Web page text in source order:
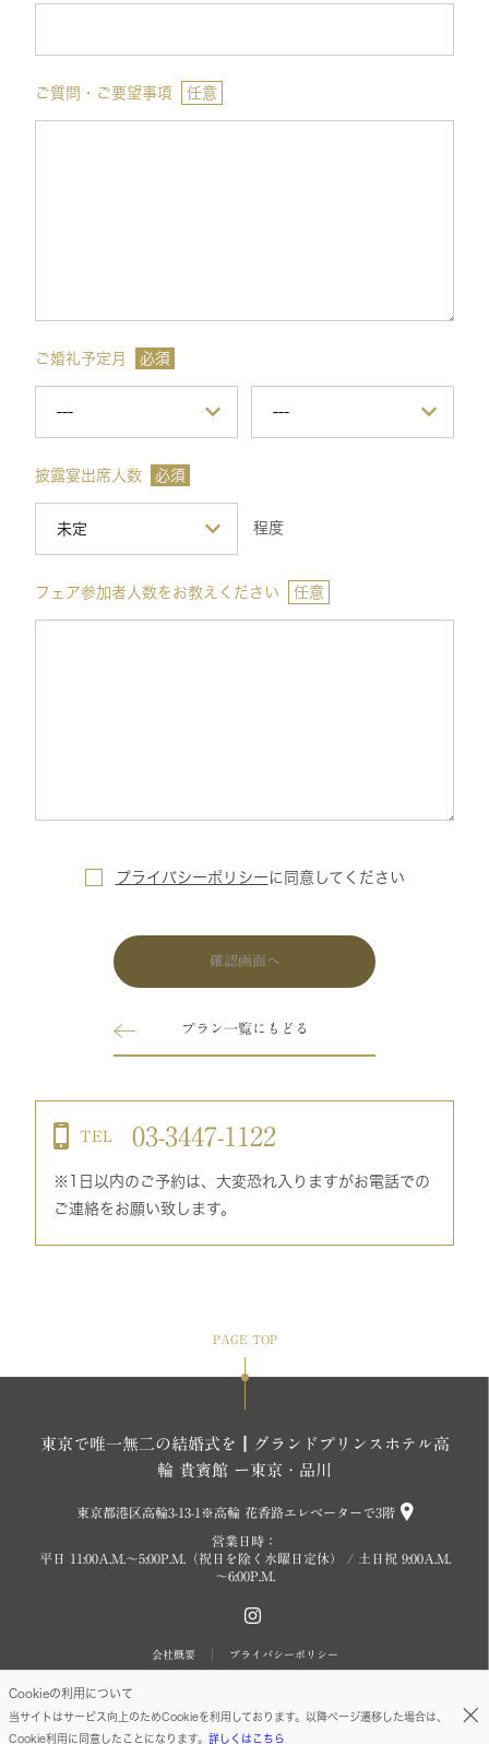
ご質問・ご要望事項 任意
ご婚礼予定月 必須
披露宴出席人数 必須
程度
フェア参加者人数をお教えください 任意
プライバシーポリシー に 同意してください
確認画面へ
プラン一覧にもどる
TEL 03-3447-1122
※1日以内のご予約は、大変恐れ入りますがお電話での
ご連絡をお願い致します。
Cookieの利用について
当サイトはサービス向上のためCookieを利用しております。以降ページ遷移した場合は、
Cookie利用に同意したことになります。 詳しくはこちら
PAGE TOP
東京で唯一無二の結婚式を┃グランドプリンスホテル高
輪 貴賓館 ー東京・品川
東京都港区高輪3-13-1※高輪 花香路エレベーターで3階
営業日時：
平日 11:00A.M.～5:00P.M.（祝日を除く水曜日定休） / 土日祝 9:00A.M.
～6:00P.M.
会社概要 プライバシーポリシー
Copyright (c) SEIBU PRINCE HOTELS WORLDWIDE INC. All rights reserved.